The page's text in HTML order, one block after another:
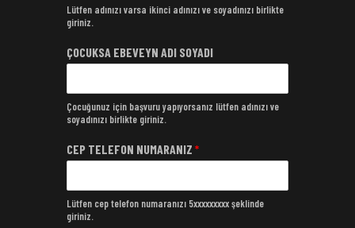
Lütfen adınızı varsa ikinci adınızı ve soyadınızı birlikte
giriniz.
ÇOCUKSA EBEVEYN ADI SOYADI
Çocuğunuz için başvuru yapıyorsanız lütfen adınızı ve
soyadınızı birlikte giriniz.
CEP TELEFON NUMARANIZ *
Lütfen cep telefon numaranızı 5xxxxxxxxx şeklinde
giriniz.